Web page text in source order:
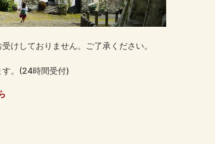
けしておりません。ご了承ください。
す。(24時間受付)